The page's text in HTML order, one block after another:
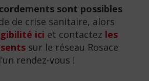
sont possibles
de crise sanitaire, alors
ici et contactez les
sur le réseau Rosace
rendez-vous !